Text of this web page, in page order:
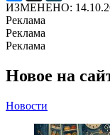
ИЗМЕНЕНО:
Реклама
Реклама
Реклама
Новое на
Новости